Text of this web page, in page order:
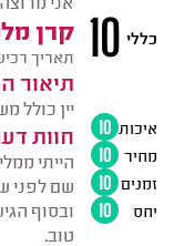
קרן
תאריך
תיאור
יין כולל
חוות
הייתי
שם לפני
ובסוף
טוב.
10 כללי
איכות 10
מחיר
10
זמנים 10
יחס
10